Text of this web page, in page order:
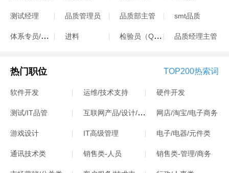
测试经理 品质管理员 品质部主管 smt品质
体系专员/体系工程师 进料 检验员（QC） 品质经理主管
热门职位 TOP200热索词
软件开发 运维/技术支持 硬件开发
测试/IT品管 互联网产品/设计/运营 网店/淘宝/电子商务
游戏设计 IT高级管理 电子/电器/元件类
通讯技术类 销售类-人员 销售类-管理/商务